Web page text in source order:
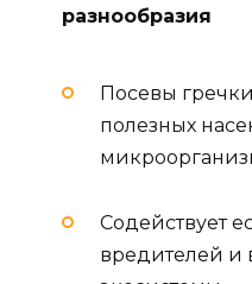
разнообразия
Посевы
полезных
Содействует
вредителей и